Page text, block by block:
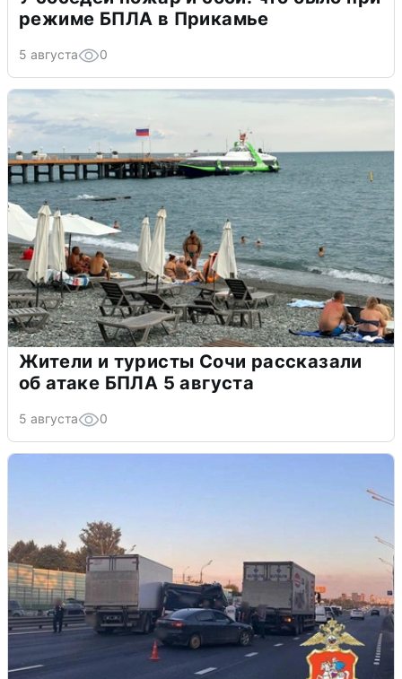
режиме БПЛА в Прикамье
5 августа 0
Жители и туристы Сочи рассказали
об атаке БПЛА 5 августа
5 августа 0